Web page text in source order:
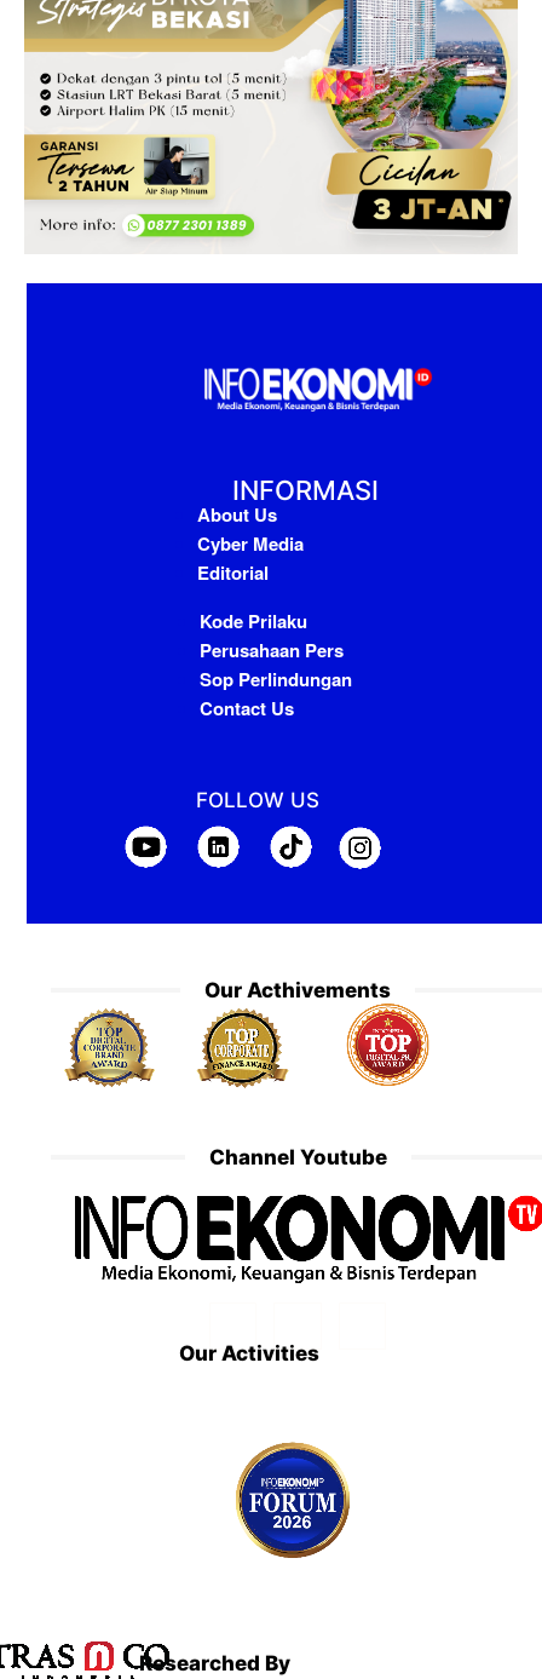
INFORMASI
About Us
Cyber Media
Editorial
Kode Prilaku
Perusahaan Pers
Sop Perlindungan
Contact Us
FOLLOW US
Our Acthivements
Channel Youtube
Our Activities
Researched By